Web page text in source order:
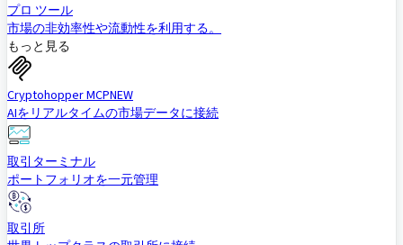
プロ ツール
市場の非効率性や流動性を利用する。
もっと見る
Cryptohopper MCPNEW
AIをリアルタイムの市場データに接続
取引ターミナル
ポートフォリオを一元管理
取引所